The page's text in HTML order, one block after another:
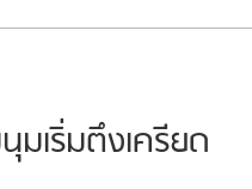
เริ่มตึงเครียด